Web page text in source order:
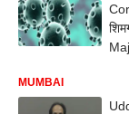
MUMBAI